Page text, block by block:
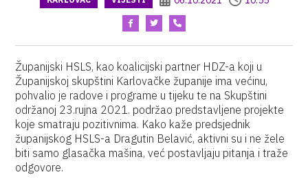
Županijski HSLS, kao koalicijski partner HDZ-a koji u
Županijskoj skupštini Karlovačke županije ima većinu,
pohvalio je radove i programe u tijeku te na Skupštini
održanoj 23.rujna 2021. podržao predstavljene projekte
koje smatraju pozitivnima. Kako kaže predsjednik
županijskog HSLS-a Dragutin Belavić, aktivni su i ne žele
biti samo glasačka mašina, već postavljaju pitanja i traže
odgovore.